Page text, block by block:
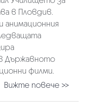
в Пловдив.
анимационния
Държавното
филми.
Вижте повече >>